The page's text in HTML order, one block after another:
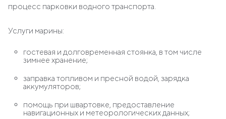
процесс парковки водного транспорта.
Услуги марины:
гостевая и долговременная стоянка, в том числе
зимнее хранение;
заправка топливом и пресной водой, зарядка
аккумуляторов;
помощь при швартовке, предоставление
навигационных и метеорологических данных;